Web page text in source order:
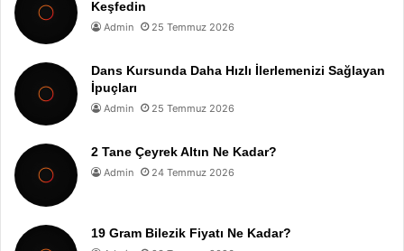
Keşfedin
Admin 25 Temmuz 2026
Dans Kursunda Daha Hızlı İlerlemenizi Sağlayan
İpuçları
Admin 25 Temmuz 2026
2 Tane Çeyrek Altın Ne Kadar?
Admin 24 Temmuz 2026
19 Gram Bilezik Fiyatı Ne Kadar?